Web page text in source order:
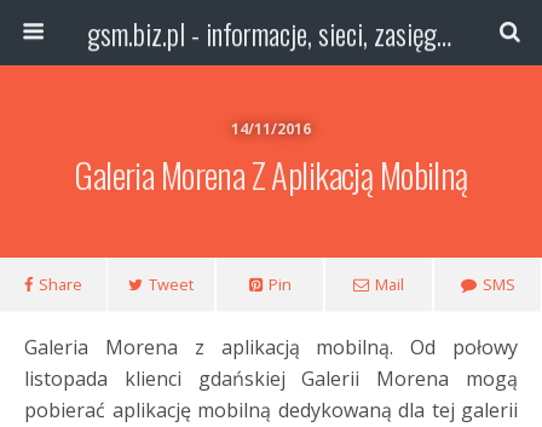
gsm.biz.pl - informacje, sieci, zasięg technologie
14/11/2016
Galeria Morena Z Aplikacją Mobilną
Share Tweet Pin Mail SMS
Galeria Morena z aplikacją mobilną. Od połowy
listopada klienci gdańskiej Galerii Morena mogą
pobierać aplikację mobilną dedykowaną dla tej galerii